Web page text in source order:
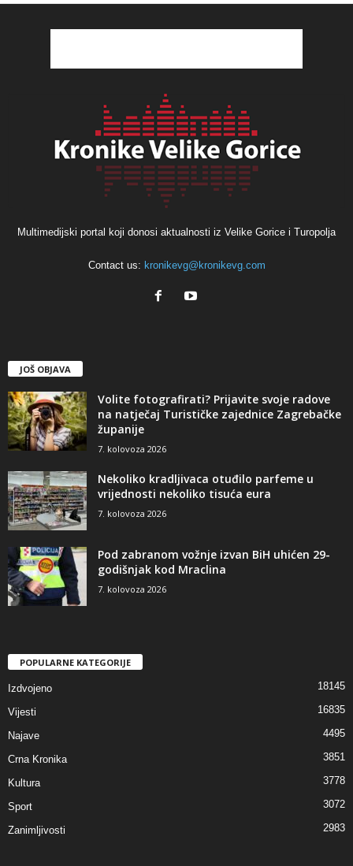
Multimedijski portal koji donosi aktualnosti iz Velike Gorice i Turopolja
Contact us: kronikevg@kronikevg.com
JOŠ OBJAVA
Volite fotografirati? Prijavite svoje radove
na natječaj Turističke zajednice Zagrebačke
županije
7. kolovoza 2026
Nekoliko kradljivaca otuđilo parfeme u
vrijednosti nekoliko tisuća eura
7. kolovoza 2026
Pod zabranom vožnje izvan BiH uhićen 29-
godišnjak kod Mraclina
7. kolovoza 2026
POPULARNE KATEGORIJE
Izdvojeno 18145
Vijesti 16835
Najave 4495
Crna Kronika 3851
Kultura 3778
Sport 3072
Zanimljivosti 2983